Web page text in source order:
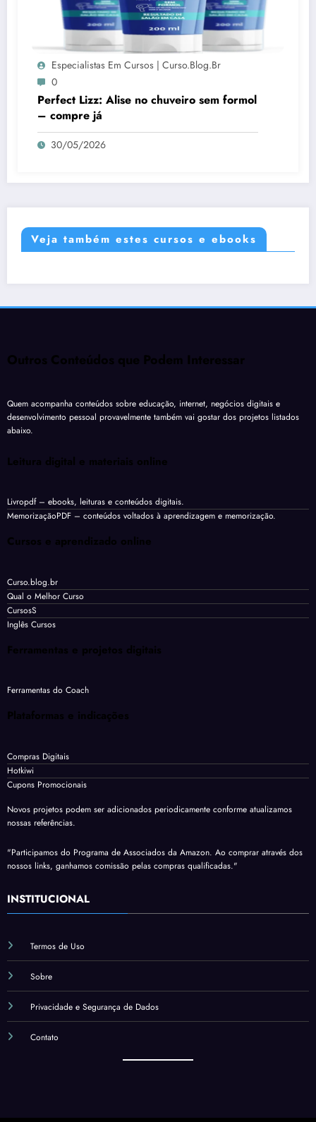
Especialistas Em Cursos | Curso.blog.br
0
Perfect Lizz: Alise no chuveiro sem formol
– compre já
30/05/2026
Veja também estes cursos e ebooks
Outros Conteúdos que Podem Interessar
Quem acompanha conteúdos sobre educação, internet, negócios digitais e
desenvolvimento pessoal provavelmente também vai gostar dos projetos listados
abaixo.
Leitura digital e materiais online
Livropdf– ebooks, leituras e conteúdos digitais.
MemorizaçãoPDF – conteúdos voltados à aprendizagem e memorização.
Cursos e aprendizado online
Curso.blog.br
Qual o Melhor Curso
CursosS
Inglês Cursos
Ferramentas e projetos digitais
Ferramentas do Coach
Plataformas e indicações
Compras Digitais
Hotkiwi
Cupons Promocionais
Novos projetos podem ser adicionados periodicamente conforme atualizamos
nossas referências.
"Participamos do Programa de Associados da Amazon. Ao comprar através dos
nossos links, ganhamos comissão pelas compras qualificadas."
INSTITUCIONAL
Termos de Uso
Sobre
Privacidade e Segurança de Dados
Contato